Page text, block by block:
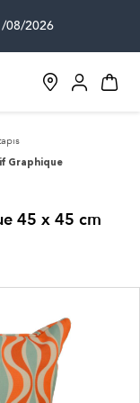
08/2026
Graphique
45 x 45 cm